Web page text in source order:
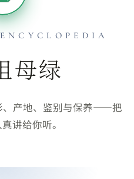
母绿
、产地、鉴别与保养——把
讲给你听。